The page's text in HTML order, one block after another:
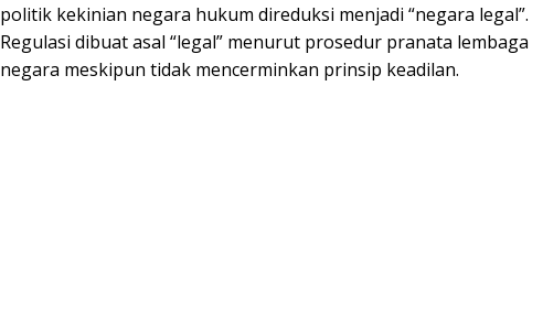
politik kekinian negara hukum direduksi menjadi “negara legal”.
Regulasi dibuat asal “legal” menurut prosedur pranata lembaga
negara meskipun tidak mencerminkan prinsip keadilan.